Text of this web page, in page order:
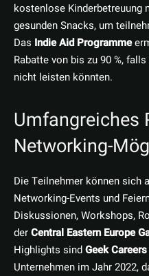
kostenlose
gesunden Snacks, um
Das Indie Aid Programme
Rabatte von bis zu 90 %,
nicht leisten könnten.
Umfangreiches
Networking-
Die Teilnehmer können sich
Networking-Events und
Diskussionen, Workshops,
derCentral Eastern Europe
Highlights sindGeek Careers
Unternehmen im Jahr 2022,